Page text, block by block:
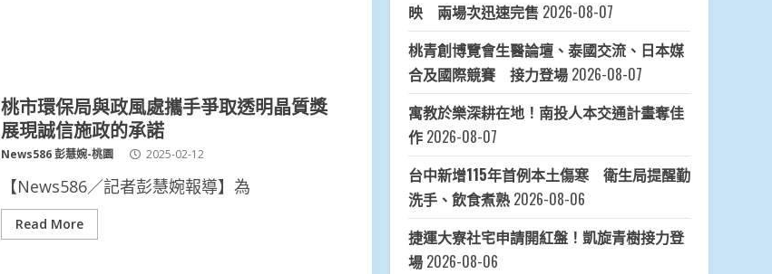
桃市環保局與政風處攜手爭取透明晶質獎
展現誠信施政的承諾
News586 彭慧婉-桃園 2025-02-12
【News586／記者彭慧婉報導】為
Read More
映 兩場次迅速完售 2026-08-07
桃青創博覽會生醫論壇、泰國交流、日本媒
合及國際競賽 接力登場 2026-08-07
寓教於樂深耕在地！南投人本交通計畫奪佳
作 2026-08-07
台中新增115年首例本土傷寒 衛生局提醒勤
洗手、飲食煮熟 2026-08-06
捷運大寮社宅申請開紅盤！凱旋青樹接力登
場 2026-08-06